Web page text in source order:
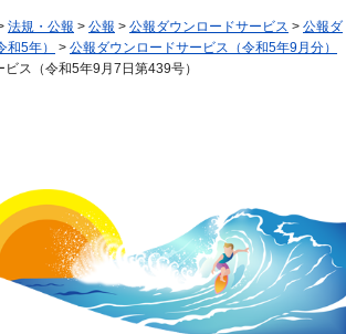
法規・公報 > 公報 > 公報ダウンロードサービス > 公報ダ
5年）
> 公報ダウンロードサービス（令和5年9月分）
ス（令和5年9月7日第439号）